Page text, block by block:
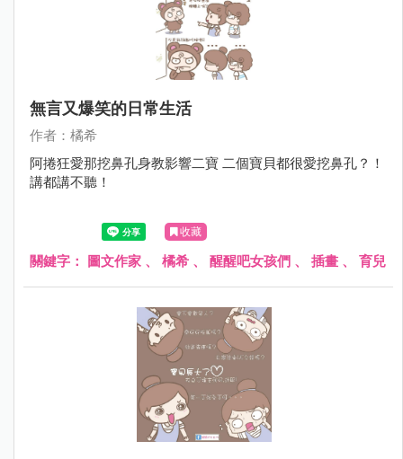
無言又爆笑的日常生活
作者：橘希
阿捲狂愛那挖鼻孔身教影響二寶 二個寶貝都很愛挖鼻孔？！
講都講不聽！
收藏
關鍵字： 圖文作家 、 橘希 、 醒醒吧女孩們 、 插畫 、 育兒